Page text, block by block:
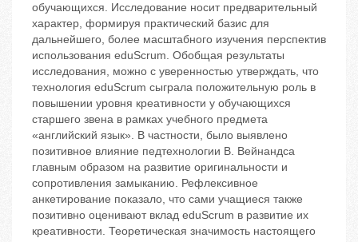
обучающихся. Исследование носит предварительный
характер, формируя практический базис для
дальнейшего, более масштабного изучения перспектив
использования eduScrum. Обобщая результаты
исследования, можно с уверенностью утверждать, что
технология eduScrum сыграла положительную роль в
повышении уровня креативности у обучающихся
старшего звена в рамках учебного предмета
«английский язык». В частности, было выявлено
позитивное влияние педтехнологии В. Вейнандса
главным образом на развитие оригинальности и
сопротивления замыканию. Рефлексивное
анкетирование показало, что сами учащиеся также
позитивно оценивают вклад eduScrum в развитие их
креативности. Теоретическая значимость настоящего